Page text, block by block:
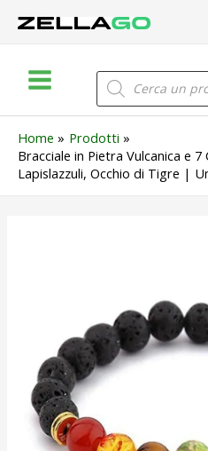
Menu
Products
search
Home
Prodotti
Bracciale in Pietra Vulcanica e
Lapislazzuli, Occhio di Tigre |
Chakra
Ametista,
Lapislazzuli,
Occhio